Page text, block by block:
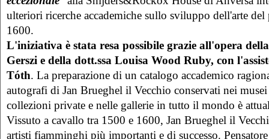
ulteriori ricerche accademiche sullo sviluppo dell'arte
1600.
L'iniziativa è stata resa possibile grazie all'opera
Gerszi e della dott.ssa Louisa Wood Ruby, con
Tóth. La preparazione di un catalogo accademico
autografi di Jan Brueghel il Vecchio conservati nei
collezioni private e nelle gallerie in tutto il mondo è
Vissuto a cavallo tra 1500 e 1600, Jan Brueghel il
artisti fiamminghi più importanti e di successo.